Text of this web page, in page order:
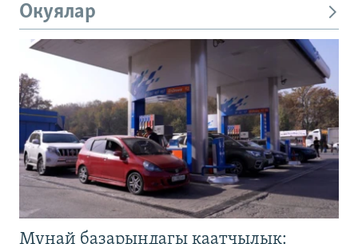
Окуялар
Мунай базарындагы каатчылык: